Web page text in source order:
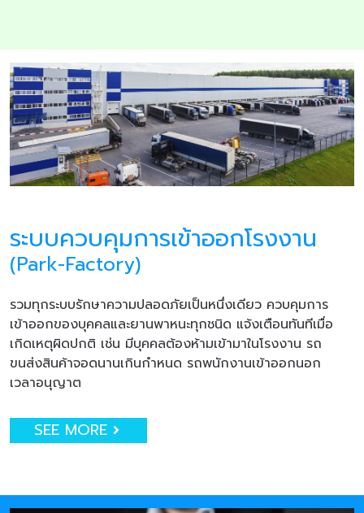
ระบบควบคุมการเข้าออกโรงงาน
(Park-Factory)
รวมทุกระบบรักษาความปลอดภัยเป็นหนึ่งเดียว ควบคุมการ
เข้าออกของบุคคลและยานพาหนะทุกชนิด แจ้งเตือนทันทีเมื่อ
เกิดเหตุผิดปกติ เช่น มีบุคคลต้องห้ามเข้ามาในโรงงาน รถ
ขนส่งสินค้าจอดนานเกินกำหนด รถพนักงานเข้าออกนอก
เวลาอนุญาต
SEE MORE